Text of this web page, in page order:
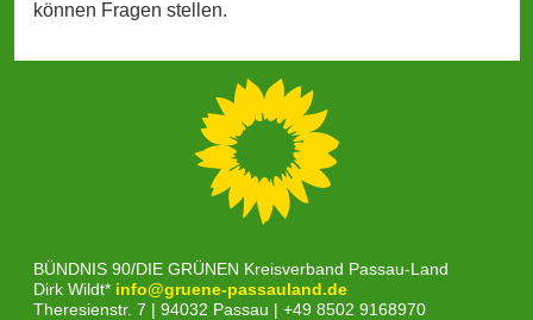
können Fragen stellen.
BÜNDNIS 90/DIE GRÜNEN Kreisverband Passau-Land
Dirk Wildt* info@gruene-passauland.de
Theresienstr. 7 | 94032 Passau | +49 8502 9168970